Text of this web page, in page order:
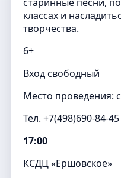
классах и
творчества.
6+
Вход свободный
Место проведения:
Тел. +7(498)690-84-45
17:00
КСДЦ «Ершовское»